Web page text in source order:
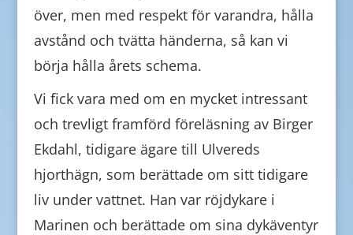
över, men med respekt för varandra, hålla
avstånd och tvätta händerna, så kan vi
börja hålla årets schema.
Vi fick vara med om en mycket intressant
och trevligt framförd föreläsning av Birger
Ekdahl, tidigare ägare till Ulvereds
hjorthägn, som berättade om sitt tidigare
liv under vattnet. Han var röjdykare i
Marinen och berättade om sina dykäventyr